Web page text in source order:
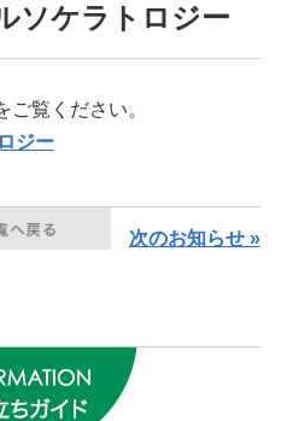
ソケラトロジー
覧ください。
ジー
次のお知らせ »